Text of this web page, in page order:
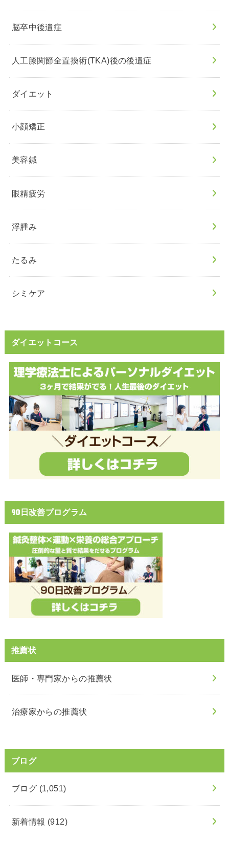
脳卒中後遺症
人工膝関節全置換術(TKA)後の後遺症
ダイエット
小顔矯正
美容鍼
眼精疲労
浮腫み
たるみ
シミケア
ダイエットコース
90日改善プログラム
推薦状
医師・専門家からの推薦状
治療家からの推薦状
ブログ
ブログ (1,051)
新着情報 (912)